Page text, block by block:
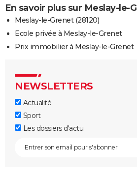
En savoir plus sur Meslay-le-
Meslay-le-Grenet (28120)
Ecole privée à Meslay-le-Grenet
Prix immobilier à Meslay-le-Grenet
NEWSLETTERS
Actualité
Sport
Les dossiers d'actu